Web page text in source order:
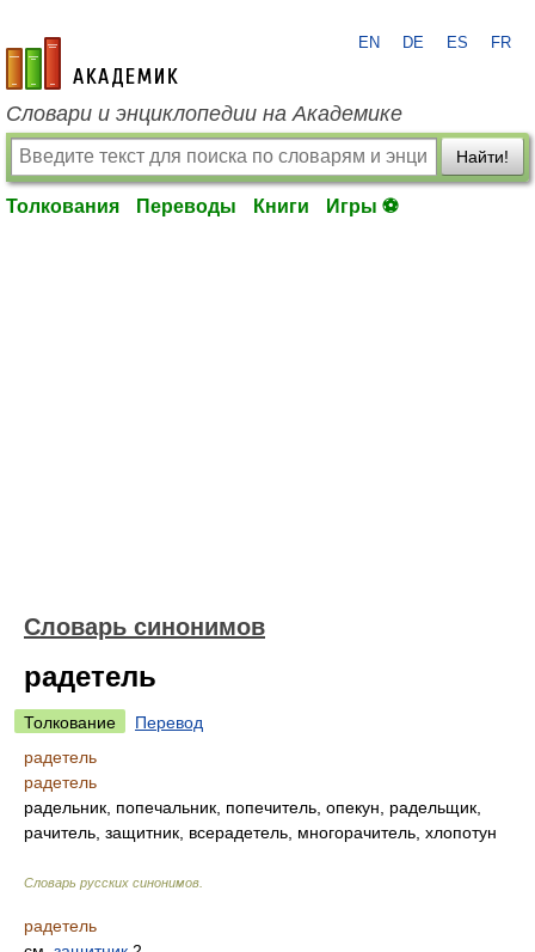
academic.ru
EN DE ES FR
Словари и энциклопедии на Академике
Найти!
Толкования Переводы Книги Игры ⚽
Словарь синонимов
радетель
Толкование
Перевод
радетель
радетель
радельник, попечальник, попечитель, опекун, радельщик,
рачитель, защитник, всерадетель, многорачитель, хлопотун
Словарь русских синонимов
радетель